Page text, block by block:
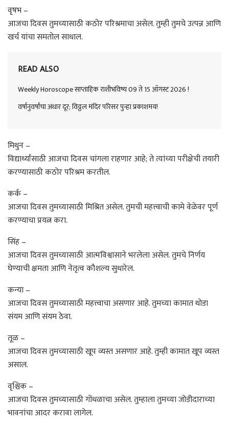
वृषभ –
आजचा दिवस तुमच्यासाठी कठोर परिश्रमाचा असेल. तुम्ही तुमचे उत्पन्न आणि
खर्च यांचा समतोल साधाल.
READ ALSO
Weekly Horoscope साप्ताहिक राशीभविष्य 09 ते 15 ऑगस्ट 2026 !
वर्षानुवर्षांचा अंधार दूर; विठ्ठल मंदिर परिसर पुन्हा प्रकाशमय!
मिथुन –
विद्यार्थ्यांसाठी आजचा दिवस चांगला राहणार आहे; ते त्यांच्या परीक्षेची तयारी
करण्यासाठी कठोर परिश्रम करतील.
कर्क –
आजचा दिवस तुमच्यासाठी मिश्रित असेल. तुमची महत्त्वाची कामे वेळेवर पूर्ण
करण्याचा प्रयत्न करा.
सिंह –
आजचा दिवस तुमच्यासाठी आत्मविश्वासाने भरलेला असेल. तुमचे निर्णय
घेण्याची क्षमता आणि नेतृत्व कौशल्य सुधारेल.
कन्या –
आजचा दिवस तुमच्यासाठी महत्त्वाचा असणार आहे. तुमच्या कामात थोडा
संयम आणि संयम ठेवा.
तूळ –
आजचा दिवस तुमच्यासाठी खूप व्यस्त असणार आहे. तुम्ही कामात खूप व्यस्त
असाल.
वृश्चिक –
आजचा दिवस तुमच्यासाठी गोंधळाचा असेल. तुम्हाला तुमच्या जोडीदाराच्या
भावनांचा आदर करावा लागेल.